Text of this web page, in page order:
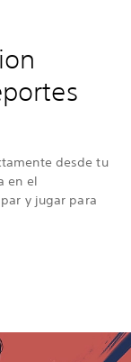
desde tu
en el
y jugar para